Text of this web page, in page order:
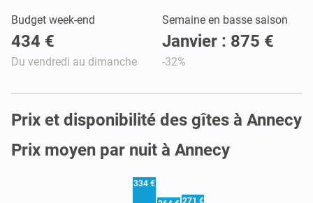
Budget week-end
434 €
Du vendredi au dimanche
Semaine en basse saison
Janvier : 875 €
-32%
Prix et disponibilité des gîtes à Annecy
Prix moyen par nuit à Annecy
334 €